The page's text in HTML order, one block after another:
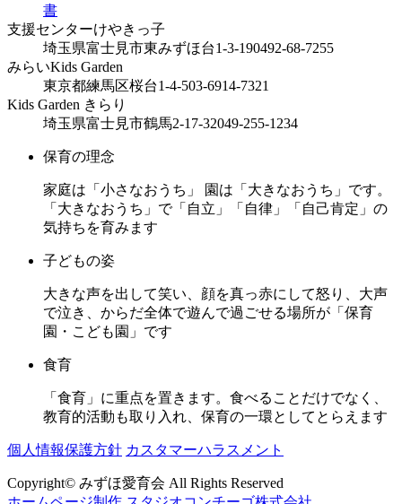
書
支援センターけやきっ子
埼玉県富士見市東みずほ台1-3-190492-68-7255
みらいKids Garden
東京都練馬区桜台1-4-503-6914-7321
Kids Garden きらり
埼玉県富士見市鶴馬2-17-32049-255-1234
保育の理念
家庭は「小さなおうち」 園は「大きなおうち」です。
「大きなおうち」で「自立」「自律」「自己肯定」の
気持ちを育みます
子どもの姿
大きな声を出して笑い、顔を真っ赤にして怒り、大声
で泣き、からだ全体で遊んで過ごせる場所が「保育
園・こども園」です
食育
「食育」に重点を置きます。食べることだけでなく、
教育的活動も取り入れ、保育の一環としてとらえます
個人情報保護方針 カスタマーハラスメント
Copyright© みずほ愛育会 All Rights Reserved